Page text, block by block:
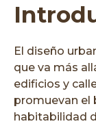
El diseño
que va más
edificios y
promuevan el
habitabilidad